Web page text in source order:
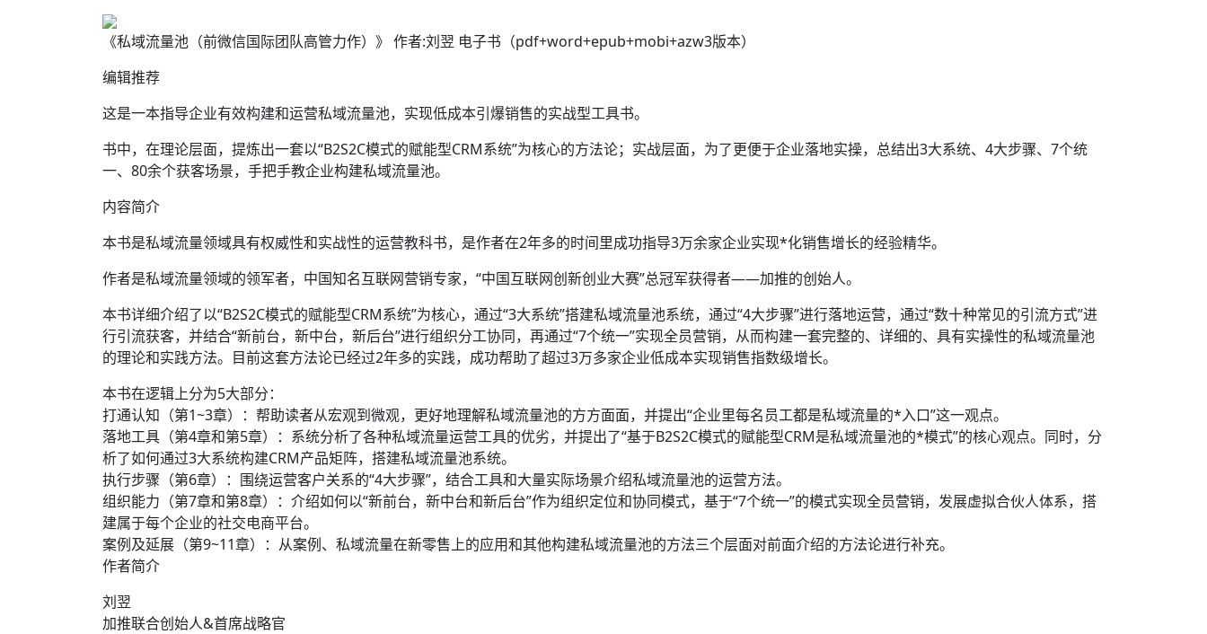
《私域流量池（前微信国际团队高管力作）》 作者:刘翌 电子书（pdf+word+epub+mobi+azw3版本）
编辑推荐
这是一本指导企业有效构建和运营私域流量池，实现低成本引爆销售的实战型工具书。
书中，在理论层面，提炼出一套以“B2S2C模式的赋能型CRM系统”为核心的方法论；实战层面，为了更便于企业落地实操，总结出3大系统、4大步骤、7个统
一、80余个获客场景，手把手教企业构建私域流量池。
内容简介
本书是私域流量领域具有权威性和实战性的运营教科书，是作者在2年多的时间里成功指导3万余家企业实现*化销售增长的经验精华。
作者是私域流量领域的领军者，中国知名互联网营销专家，“中国互联网创新创业大赛”总冠军获得者——加推的创始人。
本书详细介绍了以“B2S2C模式的赋能型CRM系统”为核心，通过“3大系统”搭建私域流量池系统，通过“4大步骤”进行落地运营，通过“数十种常见的引流方式”进
行引流获客，并结合“新前台，新中台，新后台”进行组织分工协同，再通过“7个统一”实现全员营销，从而构建一套完整的、详细的、具有实操性的私域流量池
的理论和实践方法。目前这套方法论已经过2年多的实践，成功帮助了超过3万多家企业低成本实现销售指数级增长。
本书在逻辑上分为5大部分：
打通认知（第1~3章）：帮助读者从宏观到微观，更好地理解私域流量池的方方面面，并提出“企业里每名员工都是私域流量的*入口”这一观点。
落地工具（第4章和第5章）：系统分析了各种私域流量运营工具的优劣，并提出了“基于B2S2C模式的赋能型CRM是私域流量池的*模式”的核心观点。同时，分
析了如何通过3大系统构建CRM产品矩阵，搭建私域流量池系统。
执行步骤（第6章）：围绕运营客户关系的“4大步骤”，结合工具和大量实际场景介绍私域流量池的运营方法。
组织能力（第7章和第8章）：介绍如何以“新前台，新中台和新后台”作为组织定位和协同模式，基于“7个统一”的模式实现全员营销，发展虚拟合伙人体系，搭
建属于每个企业的社交电商平台。
案例及延展（第9~11章）：从案例、私域流量在新零售上的应用和其他构建私域流量池的方法三个层面对前面介绍的方法论进行补充。
作者简介
刘翌
加推联合创始人&首席战略官